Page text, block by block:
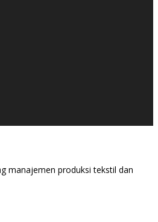
manajemen produksi tekstil dan